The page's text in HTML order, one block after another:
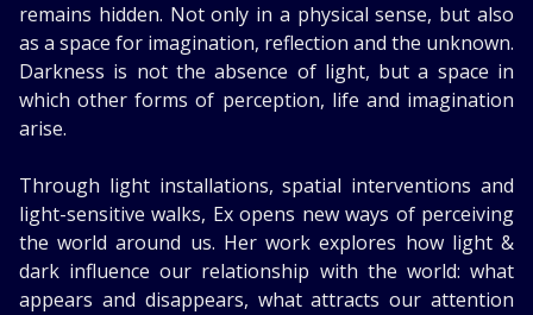
remains hidden. Not only in a physical sense, but also
as a space for imagination, reflection and the unknown.
Darkness is not the absence of light, but a space in
which other forms of perception, life and imagination
arise.
Through light installations, spatial interventions and
light-sensitive walks, Ex opens new ways of perceiving
the world around us. Her work explores how light &
dark influence our relationship with the world: what
appears and disappears, what attracts our attention